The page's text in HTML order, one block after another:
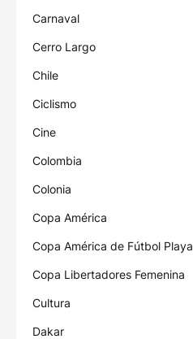
Carnaval
Cerro Largo
Chile
Ciclismo
Cine
Colombia
Colonia
Copa América
Copa América de Fútbol Playa
Copa Libertadores Femenina
Cultura
Dakar